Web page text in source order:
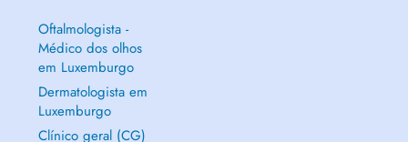
Oftalmologista -
Médico dos olhos
em Luxemburgo
Dermatologista em
Luxemburgo
Clínico geral (CG)